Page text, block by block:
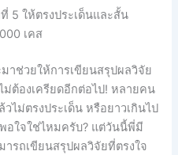
5 ให้ตรงประเด็นและสั้น
เคส
าช่วยให้การเขียนสรุปผลวิจัย
ม่ต้องเครียดอีกต่อไป! หลายคน
ไม่ตรงประเด็น หรือยาวเกินไป
อใจใช่ไหมครับ? แต่วันนี้พี่มี
รถเขียนสรุปผลวิจัยที่ตรงใจ